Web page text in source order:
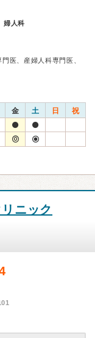
婦人科
医、産婦人科専門医、
金 土 日 祝
ニック